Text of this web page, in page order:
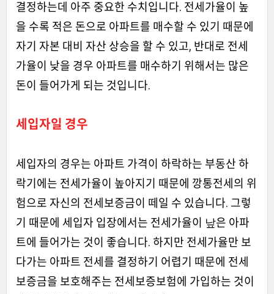
결정하는데 아주 중요한 수치입니다. 전세가율이 높
을 수록 적은 돈으로 아파트를 매수할 수 있기 때문에
자기 자본 대비 자산 상승을 할 수 있고, 반대로 전세
가율이 낮을 경우 아파트를 매수하기 위해서는 많은
돈이 들어가게 되는 것입니다.
세입자일 경우
세입자의 경우는 아파트 가격이 하락하는 부동산 하
락기에는 전세가율이 높아지기 때문에 깡통전세의 위
험으로 자신의 전세보증금이 떼일 수 있습니다. 그렇
기 때문에 세입자 입장에서는 전세가율이 낲은 아파
트에 들어가는 것이 좋습니다. 하지만 전세가율만 보
다가는 아파트 전세를 결정하기 어렵기 때문에 전세
보증금을 보호해주는 전세보증보험에 가입하는 것이